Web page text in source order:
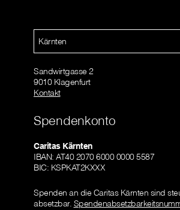
Kärnten
Sandwirtgasse 2
9010 Klagenfurt
Kontakt
Spendenkonto
Caritas Kärnten
IBAN: AT40 2070 6000 0000 5587
BIC: KSPKAT2KXXX
Spenden an die Caritas Kärnten sind
absetzbar.